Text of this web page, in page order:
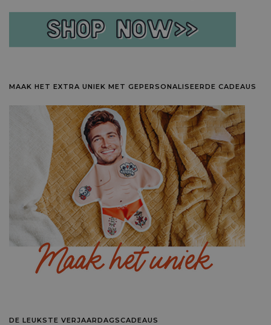
MAAK HET EXTRA UNIEK MET GEPERSONALISEERDE CADEAUS
DE LEUKSTE VERJAARDAGSCADEAUS